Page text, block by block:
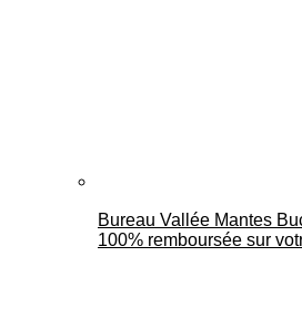
Bureau Vallée Mantes
100% remboursée sur